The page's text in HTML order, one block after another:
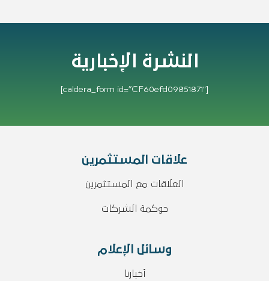
النشرة الإخبارية
[caldera_form id=”CF60efd09851871″]
علاقات المستثمرين
العلاقات مع المستثمرين
حوكمة الشركات
وسائل الإعلام
أخبارنا